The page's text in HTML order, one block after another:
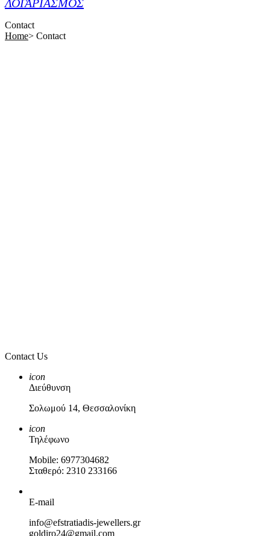
ΛΟΓΑΡΙΑΣΜΟΣ
Contact
Home> Contact
Contact Us
icon
Διεύθυνση
Σολωμού 14, Θεσσαλονίκη
icon
Τηλέφωνο
Mobile: 6977304682
Σταθερό: 2310 233166
E-mail
info@efstratiadis-jewellers.gr
goldiro24@gmail.com